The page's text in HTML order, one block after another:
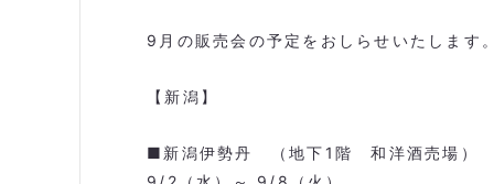
9 月の販売会の予定をおしらせいたします。
【新潟】
■ 新潟伊勢丹 （地下 1 階 和洋酒売場）